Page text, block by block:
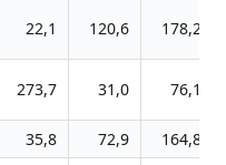
22,1 120,6 178,2
273,7 31,0 76,1
35,8 72,9
164,8